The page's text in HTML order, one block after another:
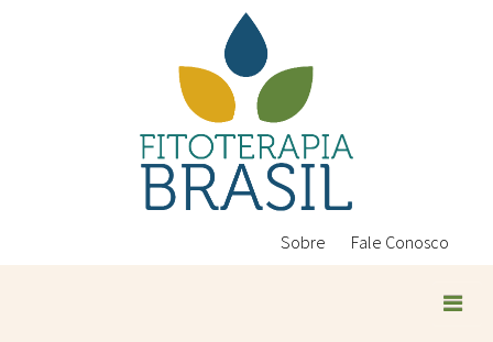
Sobre Fale Conosco